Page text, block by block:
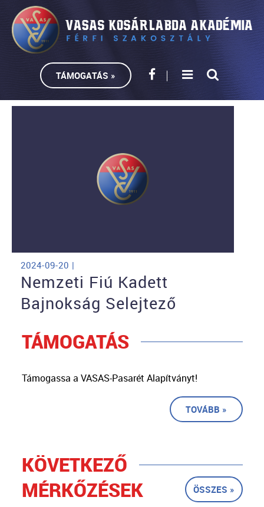
TÁMOGATÁS »
2024-09-20 |
Nemzeti Fiú Kadett
Bajnokság Selejtező
TÁMOGATÁS
Támogassa a VASAS-Pasarét Alapítványt!
TOVÁBB »
KÖVETKEZŐ
MÉRKŐZÉSEK
ÖSSZES »